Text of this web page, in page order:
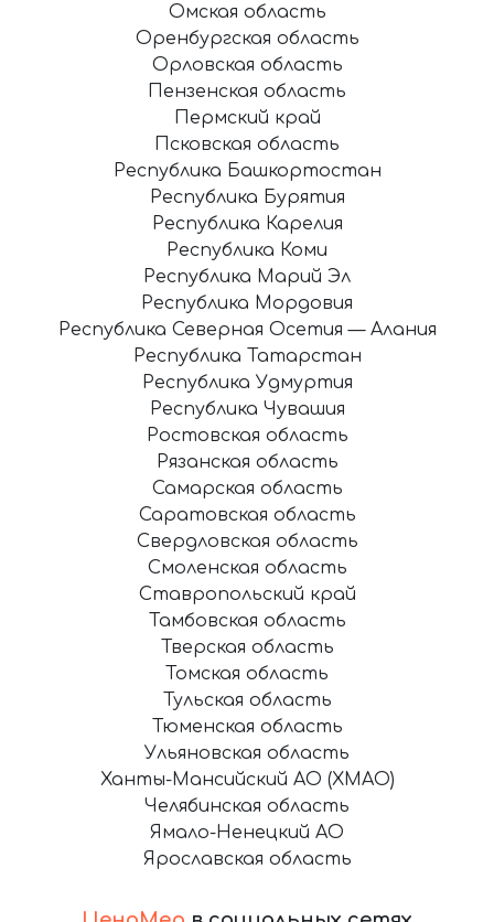
Омская область
Оренбургская область
Орловская область
Пензенская область
Пермский край
Псковская область
Республика Башкортостан
Республика Бурятия
Республика Карелия
Республика Коми
Республика Марий Эл
Республика Мордовия
Республика Северная Осетия — Алания
Республика Татарстан
Республика Удмуртия
Республика Чувашия
Ростовская область
Рязанская область
Самарская область
Саратовская область
Свердловская область
Смоленская область
Ставропольский край
Тамбовская область
Тверская область
Томская область
Тульская область
Тюменская область
Ульяновская область
Ханты-Мансийский АО (ХМАО)
Челябинская область
Ямало-Ненецкий АО
Ярославская область